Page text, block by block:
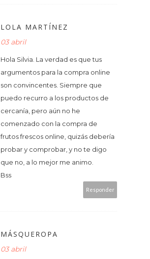
LOLA MARTÍNEZ
03 abril
Hola Silvia. La verdad es que tus
argumentos para la compra online
son convincentes. Siempre que
puedo recurro a los productos de
cercanía, pero aún no he
comenzado con la compra de
frutos frescos online, quizás debería
probar y comprobar, y no te digo
que no, a lo mejor me animo.
Bss
Responder
MÁSQUEROPA
03 abril